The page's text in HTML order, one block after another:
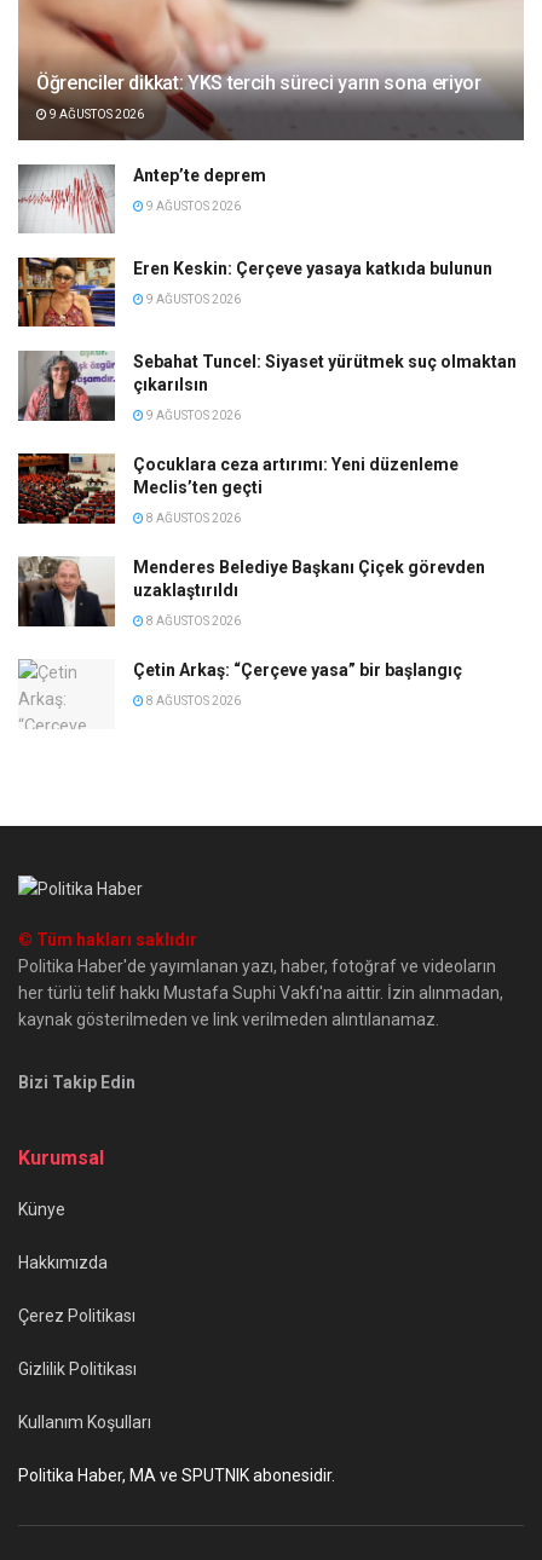
Öğrenciler dikkat: YKS tercih süreci yarın sona eriyor
9 AĞUSTOS 2026
Antep’te deprem
9 AĞUSTOS 2026
Eren Keskin: Çerçeve yasaya katkıda bulunun
9 AĞUSTOS 2026
Sebahat Tuncel: Siyaset yürütmek suç olmaktan
çıkarılsın
9 AĞUSTOS 2026
Çocuklara ceza artırımı: Yeni düzenleme
Meclis’ten geçti
8 AĞUSTOS 2026
Menderes Belediye Başkanı Çiçek görevden
uzaklaştırıldı
8 AĞUSTOS 2026
Çetin Arkaş: “Çerçeve yasa” bir başlangıç
8 AĞUSTOS 2026
© Tüm hakları saklıdır
Politika Haber'de yayımlanan yazı, haber, fotoğraf ve videoların
her türlü telif hakkı Mustafa Suphi Vakfı'na aittir. İzin alınmadan,
kaynak gösterilmeden ve link verilmeden alıntılanamaz.
Bizi Takip Edin
Kurumsal
Künye
Hakkımızda
Çerez Politikası
Gizlilik Politikası
Kullanım Koşulları
Politika Haber, MA ve SPUTNIK abonesidir.